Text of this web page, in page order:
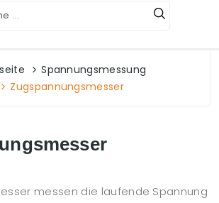
Spannungsmessung
Zugspannungsmesser
messen die laufende Spannung